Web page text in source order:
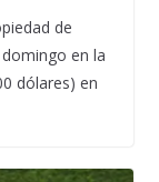
de
en la
dólares) en